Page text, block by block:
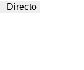
Directo